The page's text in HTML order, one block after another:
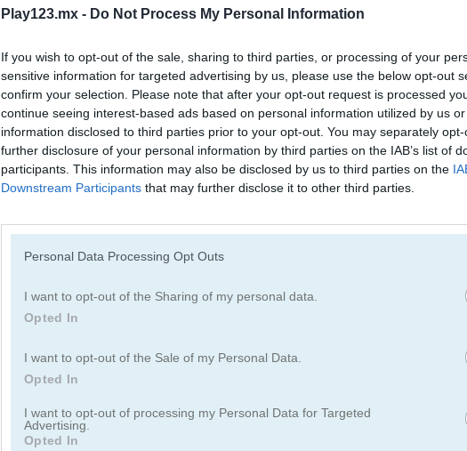
Play123.mx - Do Not Process My Personal Information
If you wish to opt-out of the sale, sharing to third parties, or processing of your
sensitive information for targeted advertising by us, please use the below opt-out
confirm your selection. Please note that after your opt-out request is processed
continue seeing interest-based ads based on personal information utilized by us
information disclosed to third parties prior to your opt-out. You may separately
further disclosure of your personal information by third parties on the IAB’s list of
participants. This information may also be disclosed by us to third parties on the
Downstream Participants that may further disclose it to other third parties.
Personal Data Processing Opt Outs
I want to opt-out of the Sharing of my personal data.
Opted In
I want to opt-out of the Sale of my Personal Data.
Opted In
I want to opt-out of processing my Personal Data for Targeted
Advertising.
Opted In
Juegos De Robots Juegos De
Juegos De Francotirador Juegos De
Cómo jugar Soldier Legend